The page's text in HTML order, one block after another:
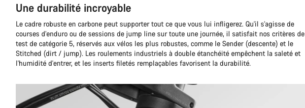
Une durabilité incroyable
Le cadre robuste en carbone peut supporter tout ce que vous lui infligerez. Qu'il s'agisse de
courses d'enduro ou de sessions de jump line sur toute une journée, il satisfait nos critères de
test de catégorie 5, réservés aux vélos les plus robustes, comme le Sender (descente) et le
Stitched (dirt / jump). Les roulements industriels à double étanchéité empêchent la saleté et
l'humidité d'entrer, et les inserts filetés remplaçables favorisent la durabilité.